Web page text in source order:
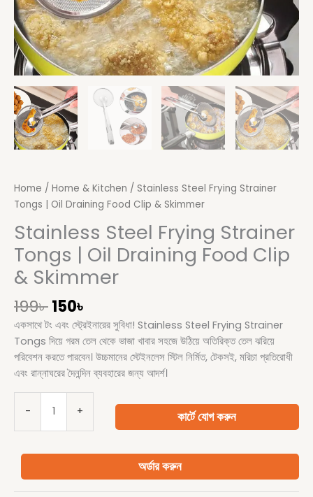
Home / Home & Kitchen / Stainless Steel Frying Strainer
Tongs | Oil Draining Food Clip & Skimmer
Stainless Steel Frying Strainer
Tongs | Oil Draining Food Clip
& Skimmer
199৳150৳
একসাথে টং এবং স্ট্রেইনারের সুবিধা! Stainless Steel Frying Strainer
Tongs দিয়ে গরম তেল থেকে ভাজা খাবার সহজে উঠিয়ে অতিরিক্ত তেল ঝরিয়ে
পরিবেশন করতে পারবেন। উচ্চমানের স্টেইনলেস স্টিল নির্মিত, টেকসই, মরিচা প্রতিরোধী
এবং রান্নাঘরের দৈনন্দিন ব্যবহারের জন্য আদর্শ।
- + কার্টে যোগ করুন
অর্ডার করুন